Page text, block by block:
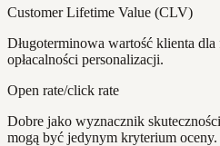
Customer Lifetime Value (CLV)
Długoterminowa wartość klienta
opłacalności personalizacji.
Open rate/click rate
Dobre jako wyznacznik
mogą być jedynym kryterium oceny.